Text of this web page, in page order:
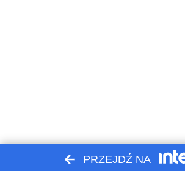
PRZEJDŹ NA